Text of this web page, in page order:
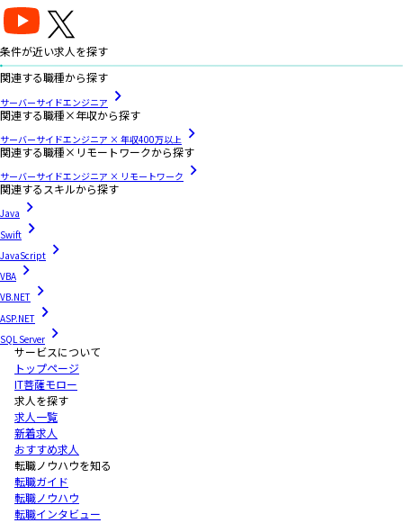
条件が近い求人を探す
関連する職種から探す
サーバーサイドエンジニア
関連する職種×年収から探す
サーバーサイドエンジニア × 年収400万以上
関連する職種×リモートワークから探す
サーバーサイドエンジニア × リモートワーク
関連するスキルから探す
Java
Swift
JavaScript
VBA
VB.NET
ASP.NET
SQL Server
サービスについて
トップページ
IT菩薩モロー
求人を探す
求人一覧
新着求人
おすすめ求人
転職ノウハウを知る
転職ガイド
転職ノウハウ
転職インタビュー